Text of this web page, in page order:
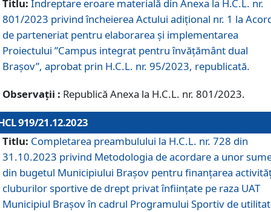
Titlu: Îndreptare eroare materială din Anexa la H.C.L. nr.
801/2023 privind încheierea Actului adițional nr. 1 la
de parteneriat pentru elaborarea și implementarea
Proiectului ”Campus integrat pentru învățământ dual
Brașov”, aprobat prin H.C.L. nr. 95/2023, republicată.
Observații : Republică Anexa la H.C.L. nr. 801/2023.
919/21.12.2023
Titlu: Completarea preambulului la H.C.L. nr. 728 din
31.10.2023 privind Metodologia de acordare a unor
din bugetul Municipiului Brașov pentru finanțarea
cluburilor sportive de drept privat înființate pe raza UAT
Municipiul Brașov în cadrul Programului Sportiv de